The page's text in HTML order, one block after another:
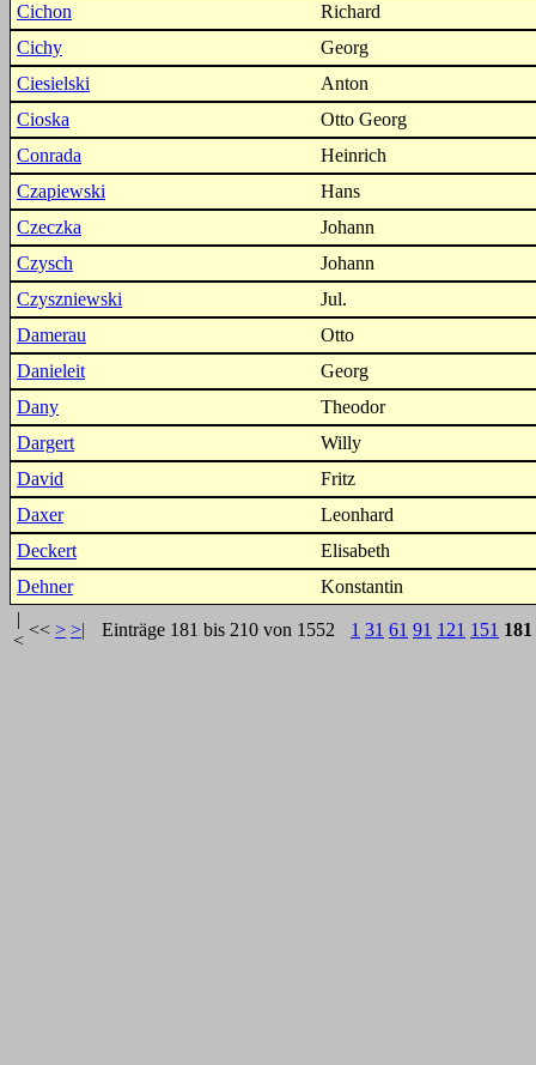
Cichon
Richard
Cichy
Georg
Ciesielski
Anton
Cioska
Otto Georg
Conrada
Heinrich
Czapiewski
Hans
Czeczka
Johann
Czysch
Johann
Czyszniewski
Jul.
Damerau
Otto
Danieleit
Georg
Dany
Theodor
Dargert
Willy
David
Fritz
Daxer
Leonhard
Deckert
Elisabeth
Dehner
Konstantin
|
<
<< > >| Einträge 181 bis 210 von 1552 1 31 61 91 121 151 181